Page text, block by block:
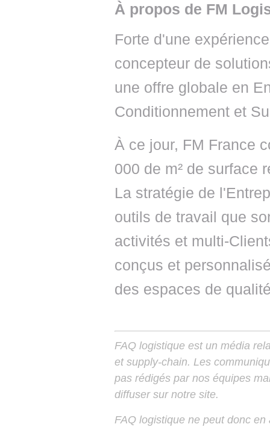
À propos de FM
Forte d'une
concepteur de
une offre globale en
Conditionnement et
À ce jour, FM France
000 de m² de surface
La stratégie de
outils de travail que
activités et multi-
conçus et
des espaces de
FAQ logistique est un média
et supply-chain. Les
pas rédigés par nos équipes
diffuser sur notre site.
FAQ logistique ne peut donc